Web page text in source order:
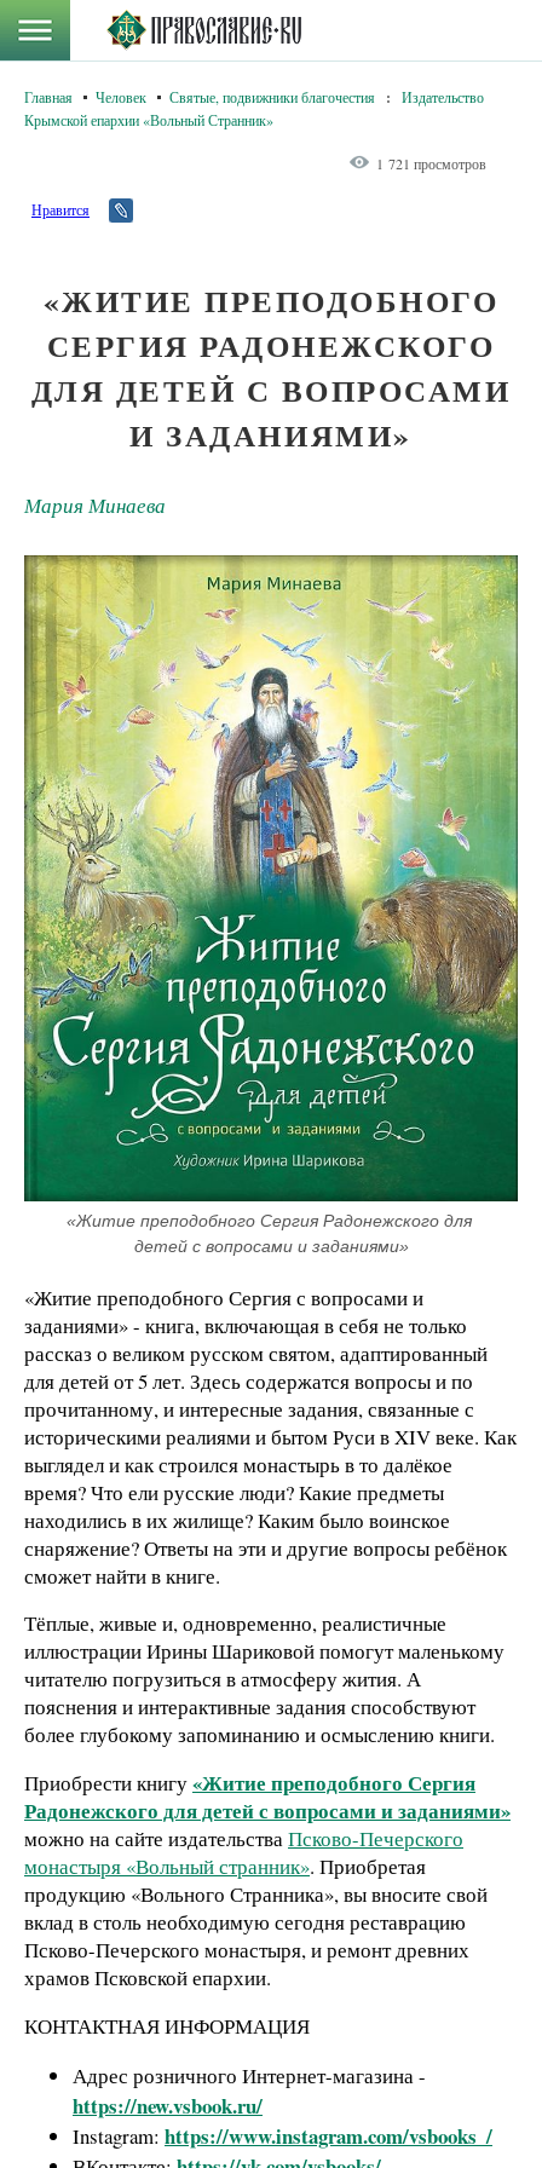
Главная Человек Святые, подвижники благочестия :
Издательство
Крымской епархии «Вольный Странник»
1 721 просмотров
Нравится
«ЖИТИЕ ПРЕПОДОБНОГО
СЕРГИЯ РАДОНЕЖСКОГО
ДЛЯ ДЕТЕЙ С ВОПРОСАМИ
И ЗАДАНИЯМИ»
Мария Минаева
«Житие преподобного Сергия Радонежского для
детей с вопросами и заданиями»
«Житие преподобного Сергия с вопросами и
заданиями» - книга, включающая в себя не только
рассказ о великом русском святом, адаптированный
для детей от 5 лет. Здесь содержатся вопросы и по
прочитанному, и интересные задания, связанные с
историческими реалиями и бытом Руси в XIV веке. Как
выглядел и как строился монастырь в то далёкое
время? Что ели русские люди? Какие предметы
находились в их жилище? Каким было воинское
снаряжение? Ответы на эти и другие вопросы ребёнок
сможет найти в книге.
Тёплые, живые и, одновременно, реалистичные
иллюстрации Ирины Шариковой помогут маленькому
читателю погрузиться в атмосферу жития. А
пояснения и интерактивные задания способствуют
более глубокому запоминанию и осмыслению книги.
Приобрести книгу«Житие преподобного Сергия
Радонежского для детей с вопросами и заданиями»
можно на сайте издательстваПсково-Печерского
монастыря «Вольный странник». Приобретая
продукцию «Вольного Странника», вы вносите свой
вклад в столь необходимую сегодня реставрацию
Псково-Печерского монастыря, и ремонт древних
храмов Псковской епархии.
КОНТАКТНАЯ ИНФОРМАЦИЯ
Адрес розничного Интернет-магазина -
https://new.vsbook.ru/
Instagram: https://www.instagram.com/vsbooks_/